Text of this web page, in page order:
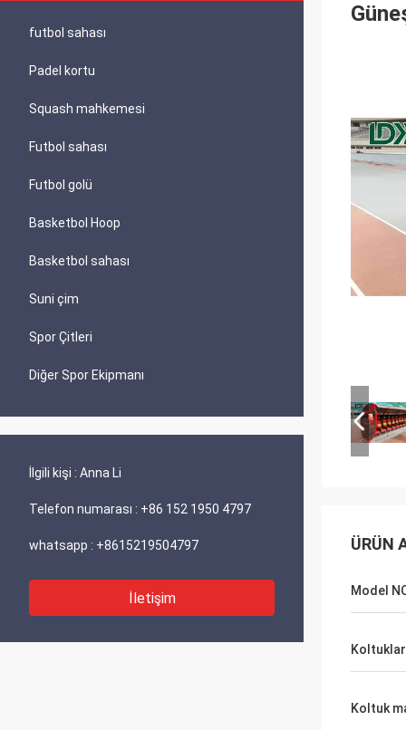
futbol sahası
Padel kortu
Squash mahkemesi
Futbol sahası
Futbol golü
Basketbol Hoop
Basketbol sahası
Suni çim
Spor Çitleri
Diğer Spor Ekipmanı
İlgili kişi : Anna Li
Telefon numarası : +86 152 1950 4797
whatsapp : +8615219504797
İletişim
ÜRÜN
Model
Koltuklar
Koltuk